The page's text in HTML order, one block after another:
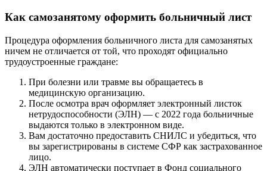
Как самозанятому оформить больничный лист
Процедура оформления больничного листа для самозанятых
ничем не отличается от той, что проходят официально
трудоустроенные граждане:
При болезни или травме вы обращаетесь в
медицинскую организацию.
После осмотра врач оформляет электронный листок
нетрудоспособности (ЭЛН) — с 2022 года больничные
выдаются только в электронном виде.
Вам достаточно предоставить СНИЛС и убедиться, что
вы зарегистрированы в системе СФР как застрахованное
лицо.
ЭЛН автоматически поступает в Фонд социального